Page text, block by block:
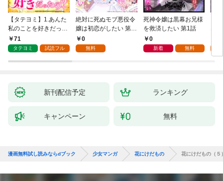
【タテヨミ】1.あんた
私のことを好きだった
の？
71
タテヨミ 試読フル
絶対に死ぬモブ悪役令
嬢は初恋がしたい 第1
話0
無料
死神令嬢は黒幕お兄様
を救済したい 第1話
0
新着 無料
な
新刊配信予定 ランキング
キャンペーン 無料
漫画無料試し読みならdブック 少女マンガ 花にけだもの 花にけだもの（５